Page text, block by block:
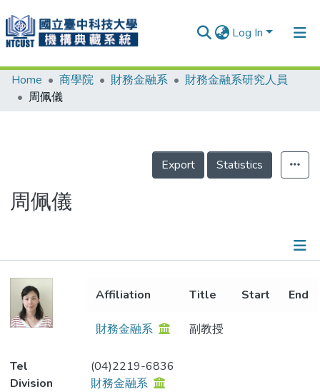
Log In
Communities & Collections
Organizations
Home 商學院 財務金融系
財務金融系研究人員
周佩儀
Export Statistics
周佩儀
Affiliation Title Start End
財務金融系 副教授
Tel
(04)2219-6836
Division
財務金融系